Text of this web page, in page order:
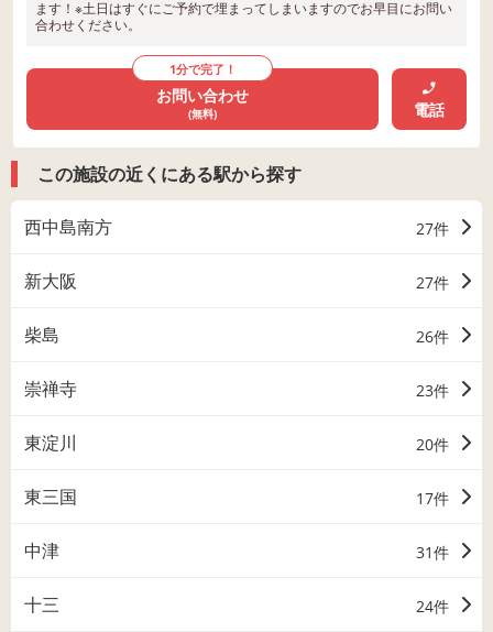
ます！※土日はすぐにご予約で埋まってしまいますのでお早目にお問い
合わせください。
1分で完了！
お問い合わせ
(無料) 電話
この施設の近くにある駅から探す
西中島南方 27件
新大阪 27件
柴島 26件
崇禅寺 23件
東淀川 20件
東三国 17件
中津 31件
十三 24件